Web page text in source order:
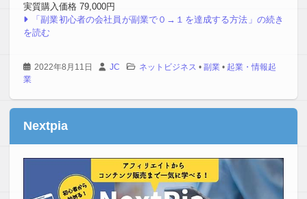
実質購入価格 79,000円
「副業初心者の会社員が副業で０→１を達成する方法」の続き
を読む
2022年8月11日 JC ネットビジネス • 副業 • 起業・情報起
業
Nextpia